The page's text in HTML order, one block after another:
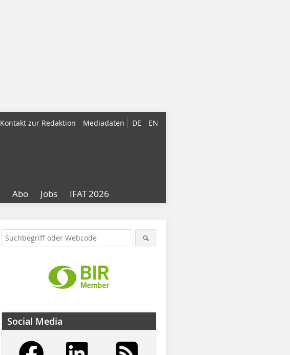
DE EN
Kontakt zur Redaktion Mediadaten
Abo Jobs IFAT 2026
Social Media